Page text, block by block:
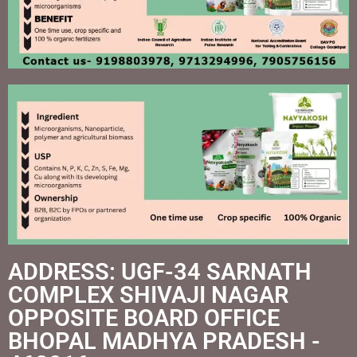
ADDRESS: UGF-34 SARNATH
COMPLEX SHIVAJI NAGAR
OPPOSITE BOARD OFFICE
BHOPAL MADHYA PRADESH -